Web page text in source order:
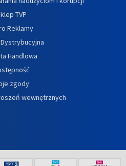
TVP
Reklamy
Handlowa
zgody
wewnętrznych